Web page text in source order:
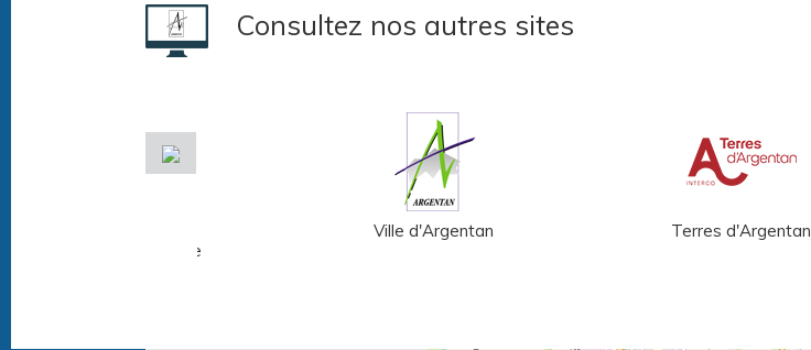
Consultez nos autres sites
Léger - André Mare
Ville d'Argentan Terres d'Argentan